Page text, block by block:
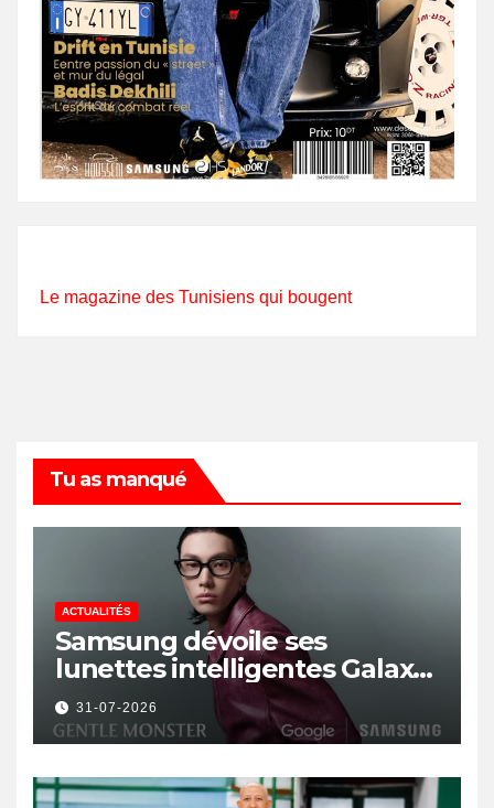
Le magazine des Tunisiens qui bougent
Tu as manqué
ACTUALITÉS
Samsung dévoile ses
lunettes intelligentes Galaxy
avec IA et Gemini
31-07-2026